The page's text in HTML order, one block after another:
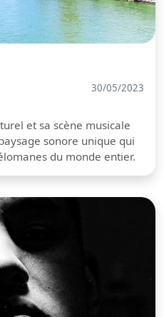
30/05/2023
et sa scène musicale
sonore unique qui
du monde entier.